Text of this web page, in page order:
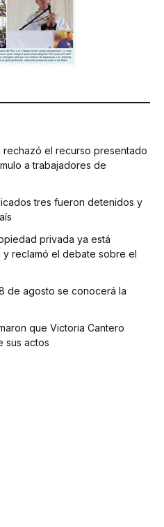
rechazó el recurso presentado
a trabajadores de
tres fueron detenidos y
privada ya está
reclamó el debate sobre el
de agosto se conocerá la
que Victoria Cantero
sus actos